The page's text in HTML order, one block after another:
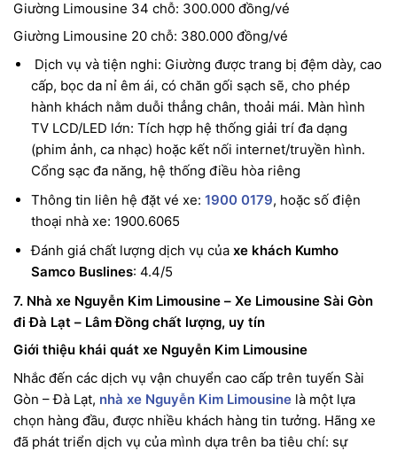
Giường Limousine 34 chỗ: 300.000 đồng/vé
Giường Limousine 20 chỗ: 380.000 đồng/vé
Dịch vụ và tiện nghi: Giường được trang bị đệm dày, cao
cấp, bọc da nỉ êm ái, có chăn gối sạch sẽ, cho phép
hành khách nằm duỗi thẳng chân, thoải mái. Màn hình
TV LCD/LED lớn: Tích hợp hệ thống giải trí đa dạng
(phim ảnh, ca nhạc) hoặc kết nối internet/truyền hình.
Cổng sạc đa năng, hệ thống điều hòa riêng
Thông tin liên hệ đặt vé xe: 1900 0179, hoặc số điện
thoại nhà xe: 1900.6065
Đánh giá chất lượng dịch vụ của xe khách Kumho
Samco Buslines: 4.4/5
7. Nhà xe Nguyễn Kim Limousine – Xe Limousine Sài Gòn
đi Đà Lạt – Lâm Đồng chất lượng, uy tín
Giới thiệu khái quát xe Nguyễn Kim Limousine
Nhắc đến các dịch vụ vận chuyển cao cấp trên tuyến Sài
Gòn – Đà Lạt, nhà xe Nguyễn Kim Limousine là một lựa
chọn hàng đầu, được nhiều khách hàng tin tưởng. Hãng xe
đã phát triển dịch vụ của mình dựa trên ba tiêu chí: sự